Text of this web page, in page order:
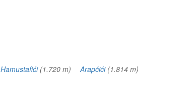
Hamustafići(1.720 m)Arapčići(1.814 m)